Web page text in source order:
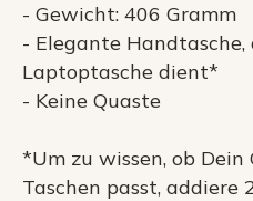
- Gewicht: 406 Gramm
- Elegante Handtasche,
Laptoptasche dient*
- Keine Quaste
*Um zu wissen, ob
Taschen passt, addiere